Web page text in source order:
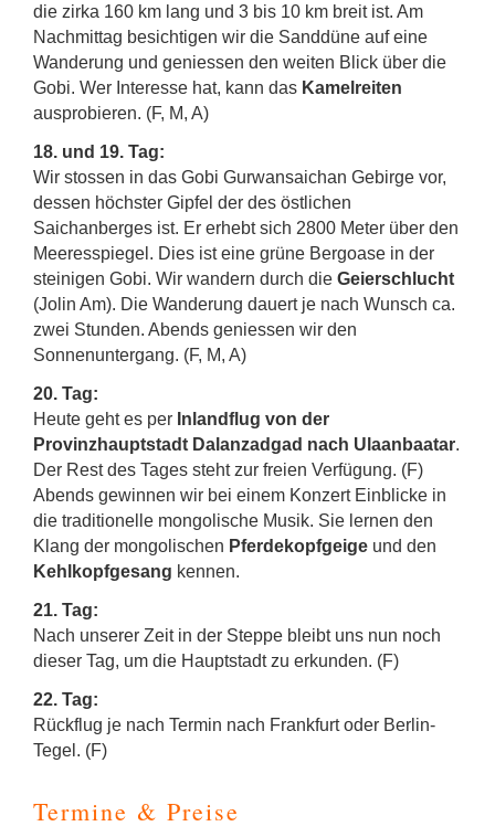
die zirka 160 km lang und 3 bis 10 km breit ist. Am
Nachmittag besichtigen wir die Sanddüne auf eine
Wanderung und geniessen den weiten Blick über die
Gobi. Wer Interesse hat, kann das Kamelreiten
ausprobieren. (F, M, A)
18. und 19. Tag:
Wir stossen in das Gobi Gurwansaichan Gebirge vor,
dessen höchster Gipfel der des östlichen
Saichanberges ist. Er erhebt sich 2800 Meter über den
Meeresspiegel. Dies ist eine grüne Bergoase in der
steinigen Gobi. Wir wandern durch die Geierschlucht
(Jolin Am). Die Wanderung dauert je nach Wunsch ca.
zwei Stunden. Abends geniessen wir den
Sonnenuntergang. (F, M, A)
20. Tag:
Heute geht es per Inlandflug von der
Provinzhauptstadt Dalanzadgad nach Ulaanbaatar.
Der Rest des Tages steht zur freien Verfügung. (F)
Abends gewinnen wir bei einem Konzert Einblicke in
die traditionelle mongolische Musik. Sie lernen den
Klang der mongolischen Pferdekopfgeige und den
Kehlkopfgesang kennen.
21. Tag:
Nach unserer Zeit in der Steppe bleibt uns nun noch
dieser Tag, um die Hauptstadt zu erkunden. (F)
22. Tag:
Rückflug je nach Termin nach Frankfurt oder Berlin-
Tegel. (F)
Termine & Preise